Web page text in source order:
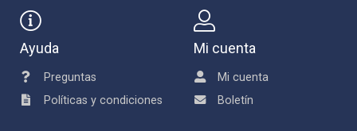
Ayuda
Preguntas
Políticas y condiciones
Mi cuenta
Mi cuenta
Boletín